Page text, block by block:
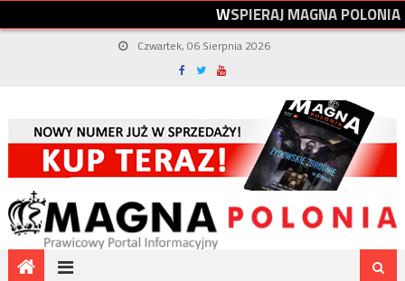
WSPIERAJMAGNAPOLONIA
Czwartek, 06 Sierpnia 2026